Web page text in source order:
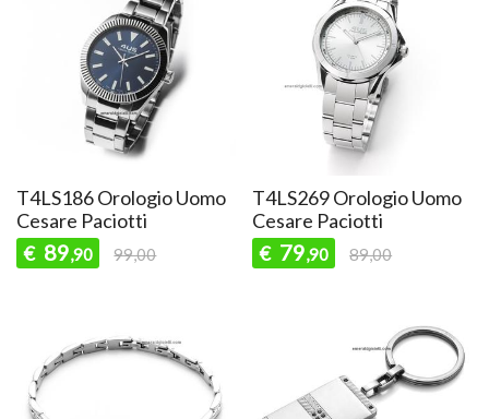
T4LS186 Orologio Uomo
Cesare Paciotti
€ 89,90 99,00
T4LS269 Orologio Uomo
Cesare Paciotti
€ 79,90 89,00